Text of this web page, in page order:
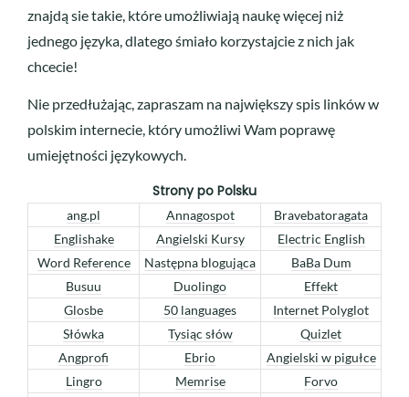
znajdą sie takie, które umożliwiają naukę więcej niż
jednego języka, dlatego śmiało korzystajcie z nich jak
chcecie!
Nie przedłużając, zapraszam na największy spis linków w
polskim internecie, który umożliwi Wam poprawę
umiejętności językowych.
Strony po Polsku
ang.pl Annagospot
Bravebatoragata
Englishake
Angielski Kursy
Electric English
Word Reference
Następna blogująca
BaBa Dum
Busuu
Duolingo
Effekt
Glosbe
50 languages
Internet Polyglot
Słówka
Tysiąc słów
Quizlet
Angprofi
Ebrio
Angielski w pigułce
Lingro
Memrise
Forvo